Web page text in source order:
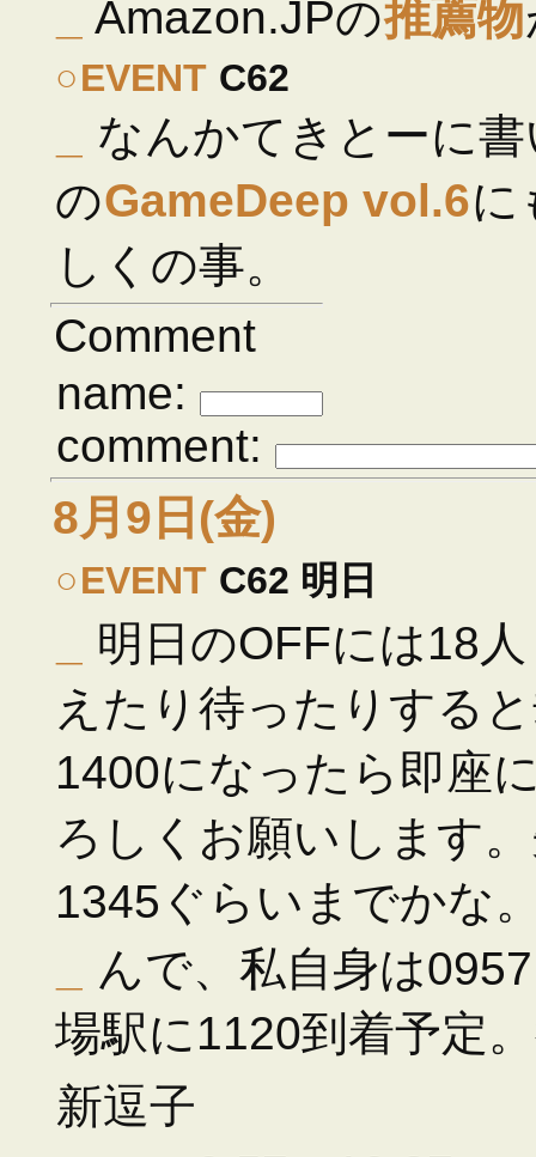
Amazon.JPの推薦物
○EVENT C62
なんかてきとーに
のGameDeep vol.6に
しくの事。
Comment
name:
comment:
8月9日(金)
○EVENT C62 明日
明日のOFFには18
えたり待ったりする
1400になったら即座
ろしくお願いします
1345ぐらいまでかな
んで、私自身は
場駅に1120到着予定
新逗子